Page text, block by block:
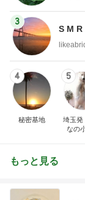
3
S M R
4
秘密基地
5
埼玉
なの
もっと見る